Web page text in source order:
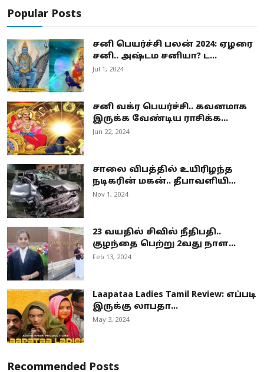
Popular Posts
சனி பெயர்ச்சி பலன் 2024: ஏழரை
சனி.. அஷ்டம சனியா? ட...
Jul 1, 2024
சனி வக்ர பெயர்ச்சி.. கவனமாக
இருக்க வேண்டிய ராசிக்க...
Jun 22, 2024
சாலை விபத்தில் உயிரிழந்த
நடிகரின் மகன்.. தீபாவளியி...
Nov 1, 2024
23 வயதில் சிவில் நீதிபதி..
குழந்தை பெற்று 2வது நாள...
Feb 13, 2024
Laapataa Ladies Tamil Review: எப்படி
இருக்கு லாபதா...
May 3, 2024
Recommended Posts